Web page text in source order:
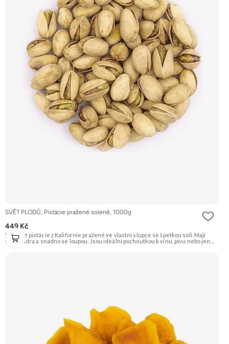
SVĚT PLODŮ, Pistácie pražené solené, 1000g
449 Kč
Křupavé pistácie z Kalifornie pražené ve vlastní slupce se špetkou soli. Mají
velká jádra a snadno se loupou. Jsou ideální pochoutkou k vínu, pivu nebo jen